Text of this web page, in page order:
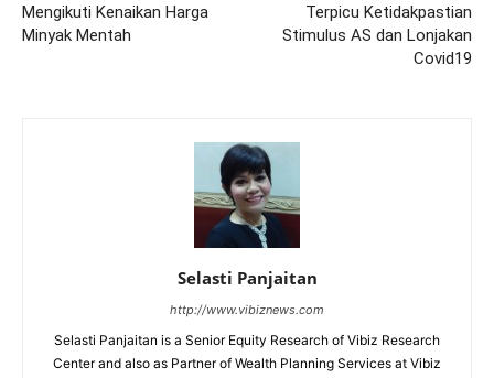
Mengikuti Kenaikan Harga
Minyak Mentah
Terpicu Ketidakpastian
Stimulus AS dan Lonjakan
Covid19
Selasti Panjaitan
http://www.vibiznews.com
Selasti Panjaitan is a Senior Equity Research of Vibiz Research
Center and also as Partner of Wealth Planning Services at Vibiz